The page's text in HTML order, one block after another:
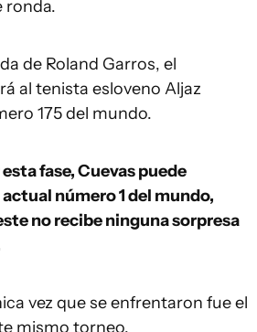
ronda.
de Roland Garros, el
al tenista esloveno Aljaz
175 del mundo.
fase, Cuevas puede
número 1 del mundo,
no recibe ninguna sorpresa
vez que se enfrentaron fue el
mismo torneo.